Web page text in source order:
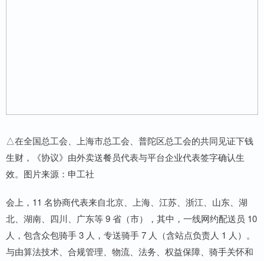
△在全国总工会、上海市总工会、普陀区总工会的共同见证下钱
生财，《协议》由外卖送餐员代表与平台企业代表签字确认生
效。图片来源：申工社
会上，11 名协商代表来自北京、上海、江苏、浙江、山东、湖
北、湖南、四川、广东等 9 省（市），其中，一线网约配送员 10
人，包含众包骑手 3 人，专送骑手 7 人（含站点负责人 1 人）。
与由算法技术、合规管理、物流、法务、权益保障、骑手关怀和